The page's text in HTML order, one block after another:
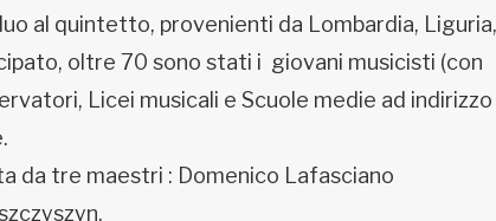
al quintetto, provenienti da Lombardia, Liguria,
oltre 70 sono stati i giovani musicisti (con
Licei musicali e Scuole medie ad indirizzo
da tre maestri : Domenico Lafasciano